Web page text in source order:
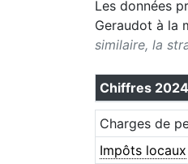
Les données
Geraudot à la
similaire, la
Chiffres 2024
Charges de
Impôts locaux